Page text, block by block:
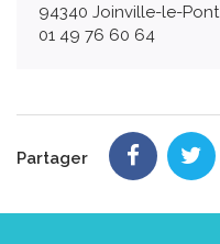
94340 Joinville-le-Pont
01 49 76 60 64
Partager